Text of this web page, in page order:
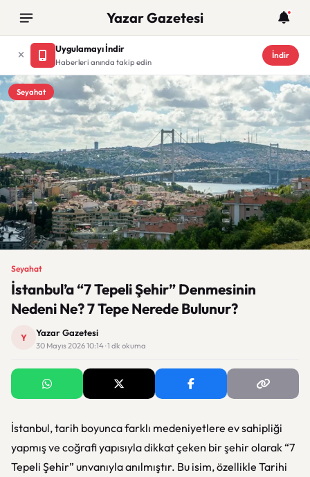
Yazar Gazetesi
Uygulamayı İndir
Haberleri anında takip edin
İndir
Seyahat
Seyahat
İstanbul’a “7 Tepeli Şehir” Denmesinin
Nedeni Ne? 7 Tepe Nerede Bulunur?
Y Yazar Gazetesi
30 Mayıs 2026 10:14 · 1 dk okuma
İstanbul, tarih boyunca farklı medeniyetlere ev sahipliği
yapmış ve coğrafi yapısıyla dikkat çeken bir şehir olarak “7
Tepeli Şehir” unvanıyla anılmıştır. Bu isim, özellikle Tarihi